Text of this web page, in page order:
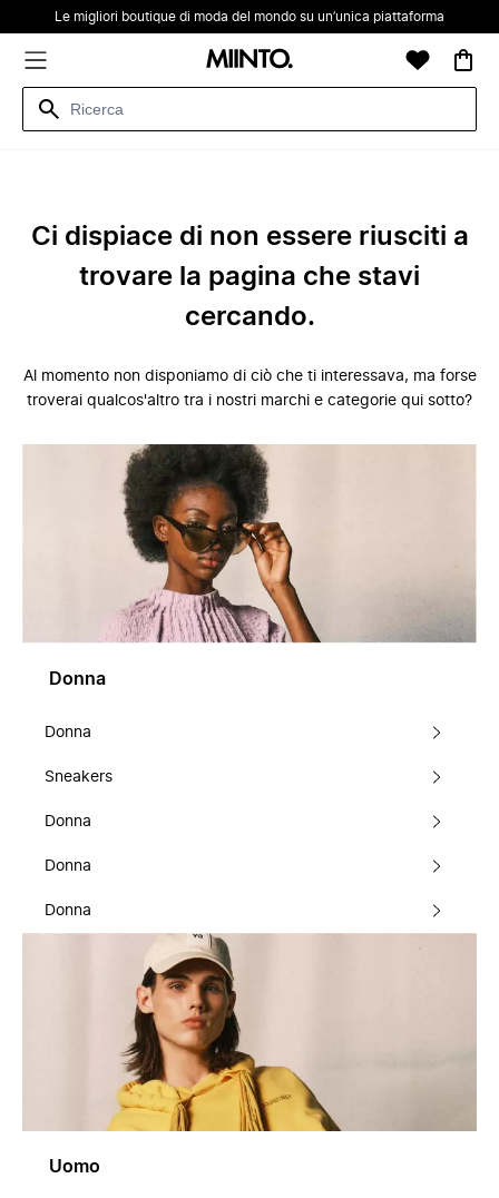
Le migliori boutique di moda del mondo su un’unica piattaforma
Ci dispiace di non essere riusciti a
trovare la pagina che stavi
cercando.
Al momento non disponiamo di ciò che ti interessava, ma forse
troverai qualcos'altro tra i nostri marchi e categorie qui sotto?
Donna
Donna
Sneakers
Donna
Donna
Donna
Uomo